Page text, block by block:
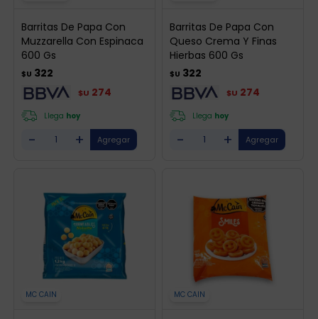
Barritas De Papa Con
Muzzarella Con Espinaca
600 Gs
$U 322
$U 274
Llega hoy
- +
Barritas De Papa Con
Queso Crema Y Finas
Hierbas 600 Gs
$U 322
$U 274
Llega hoy
- +
MC CAIN MC CAIN